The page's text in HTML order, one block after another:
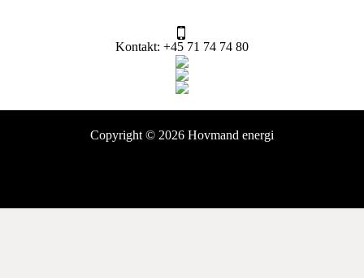
Kontakt: +45 71 74 74 80
Copyright © 2026 Hovmand energi